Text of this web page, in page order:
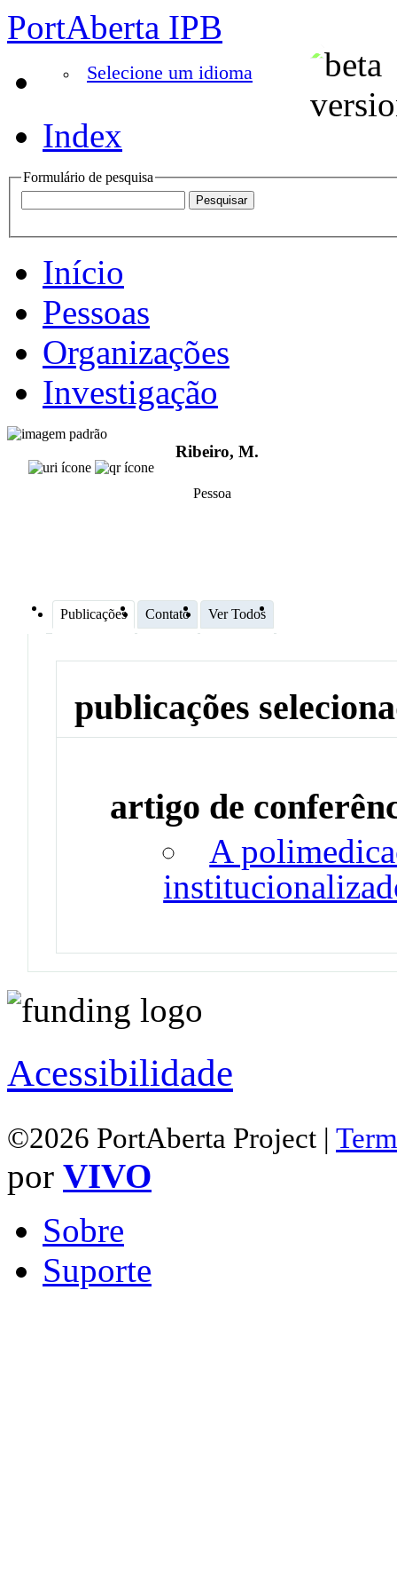
PortAberta IPB
Selecione um idioma
Index
Formulário de pesquisa
Início
Pessoas
Organizações
Investigação
Ribeiro, M.
Pessoa
Publicações Contato Ver Todos
publicações
artigo de
A
Acessibilidade
©2026 PortAberta Project |
por VIVO
Sobre
Suporte